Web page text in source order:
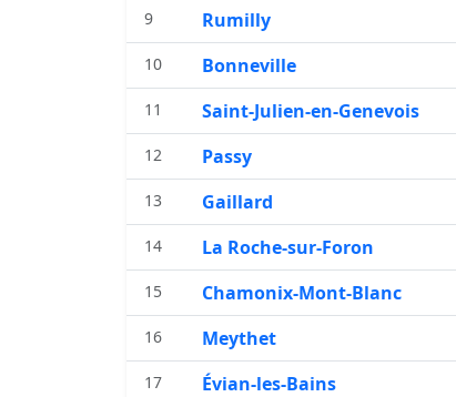
9 Rumilly
10 Bonneville
11 Saint-Julien-en-Genevois
12 Passy
13 Gaillard
14 La Roche-sur-Foron
15 Chamonix-Mont-Blanc
16 Meythet
17 Évian-les-Bains